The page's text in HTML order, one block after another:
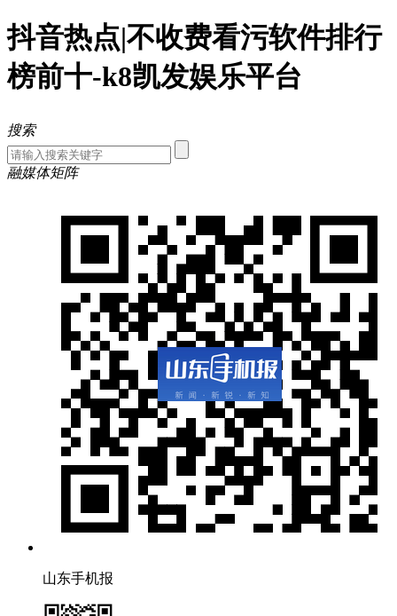
抖音热点|不收费看污软件排行
榜前十-k8凯发娱乐平台
搜索
融媒体矩阵
山东手机报